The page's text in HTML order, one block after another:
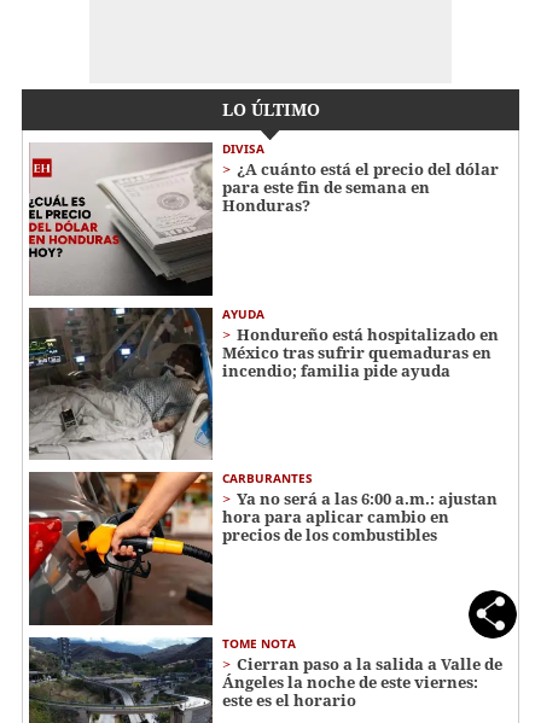
LO ÚLTIMO
DIVISA
¿A cuánto está el precio del dólar
para este fin de semana en
Honduras?
AYUDA
Hondureño está hospitalizado en
México tras sufrir quemaduras en
incendio; familia pide ayuda
CARBURANTES
Ya no será a las 6:00 a.m.: ajustan
hora para aplicar cambio en
precios de los combustibles
TOME NOTA
Cierran paso a la salida a Valle de
Ángeles la noche de este viernes:
este es el horario